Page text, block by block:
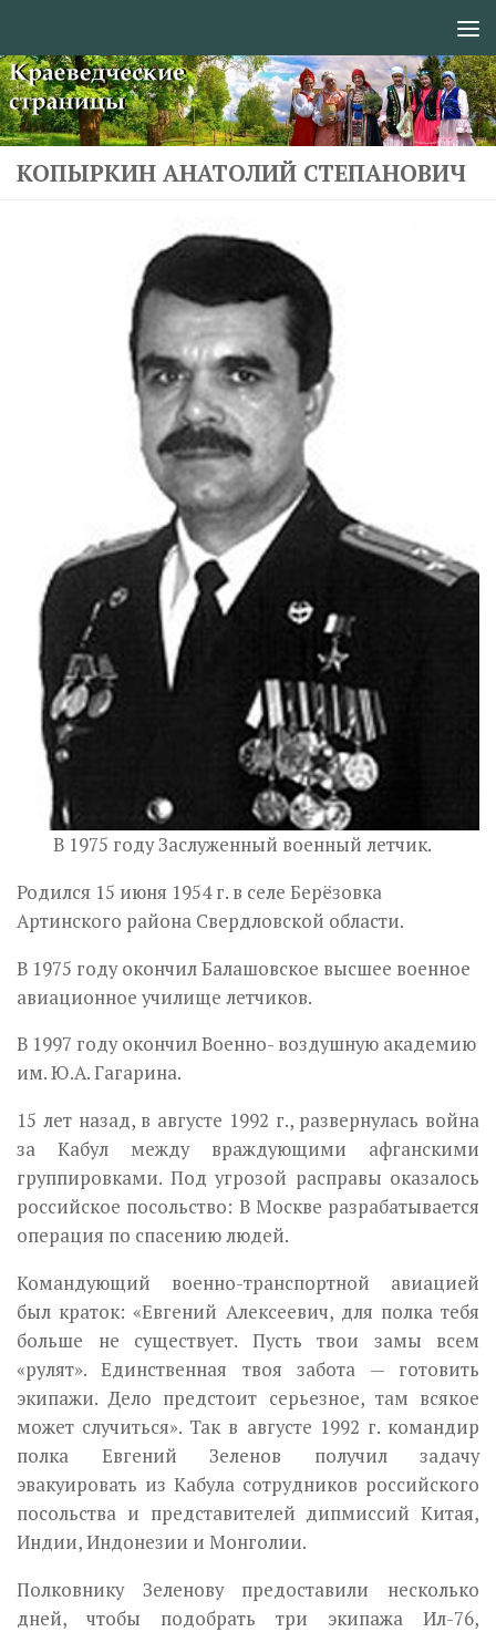
КОПЫРКИН АНАТОЛИЙ СТЕПАНОВИЧ
В 1975 году Заслуженный военный летчик.
Родился 15 июня 1954 г. в селе Берёзовка
Артинского района Свердловской области.
В 1975 году окончил Балашовское высшее военное
авиационное училище летчиков.
В 1997 году окончил Военно- воздушную академию
им. Ю.А. Гагарина.
15 лет назад, в августе 1992 г., развернулась война
за Кабул между враждующими афганскими
группировками. Под угрозой расправы оказалось
российское посольство: В Москве разрабатывается
операция по спасению людей.
Командующий военно-транспортной авиацией
был краток: «Евгений Алексеевич, для полка тебя
больше не существует. Пусть твои замы всем
«рулят». Единственная твоя забота — готовить
экипажи. Дело предстоит серьезное, там всякое
может случиться». Так в августе 1992 г. командир
полка Евгений Зеленов получил задачу
эвакуировать из Кабула сотрудников российского
посольства и представителей дипмиссий Китая,
Индии, Индонезии и Монголии.
Полковнику Зеленову предоставили несколько
дней, чтобы подобрать три экипажа Ил-76,